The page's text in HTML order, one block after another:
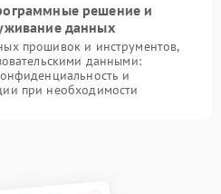
решение и
данных
прошивок и инструментов,
данными:
и
при необходимости